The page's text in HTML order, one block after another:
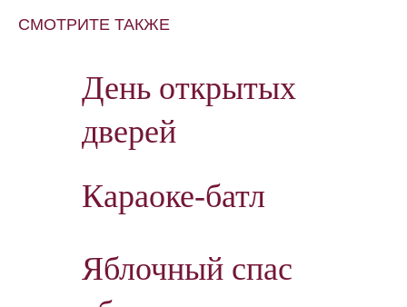
СМОТРИТЕ ТАКЖЕ
День открытых
дверей
Караоке-батл
Яблочный спас